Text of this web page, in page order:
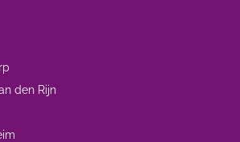
den Rijn